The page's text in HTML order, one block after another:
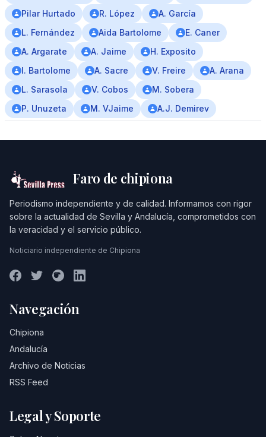
Pilar Hurtado
R. López
A. García
L. Fernández
Aida Bartolome
E. Caner
A. Argarate
A. Jaime
H. Exposito
I. Bartolome
A. Sacre V. Freire
A. Arana
L. Sarasola
V. Cobos
M. Sobera
P. Unuzeta
M. VJaime A.J. Demirev
Faro de chipiona
Periodismo independiente y de calidad. Informamos con rigor
sobre la actualidad de Sevilla y Andalucía, comprometidos con
la veracidad y el servicio público.
Noticiario independiente de Chipiona
Navegación
Chipiona
Andalucía
Archivo de Noticias
RSS Feed
Legal y Soporte